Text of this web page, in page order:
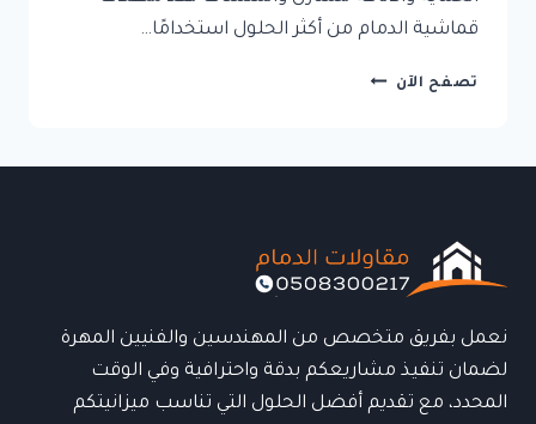
قماشية الدمام من أكثر الحلول استخدامًا…
تصفح الآن مظلات
بين
الحماية
للمنازل
نعمل بفريق متخصص من المهندسين والفنيين المهرة
لضمان تنفيذ مشاريعكم بدقة واحترافية وفي الوقت
المحدد، مع تقديم أفضل الحلول التي تناسب ميزانيتكم